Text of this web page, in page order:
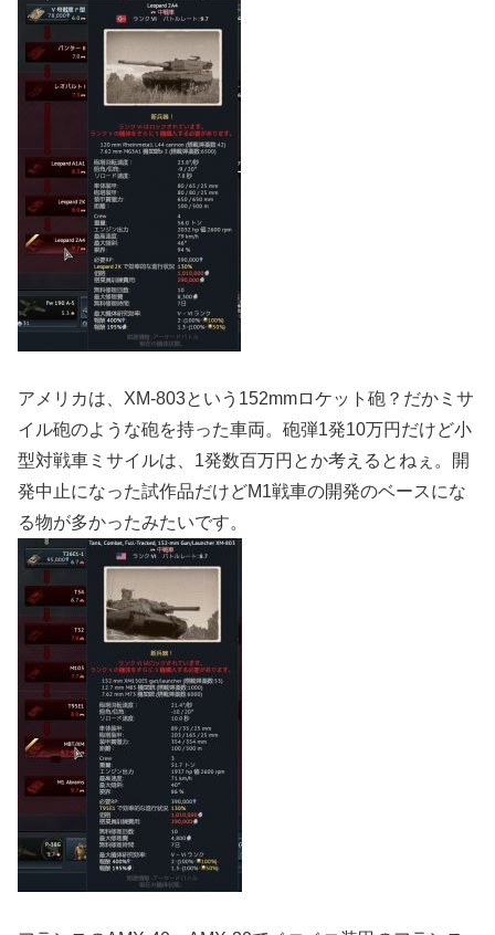
アメリカは、XM-803という152mmロケット砲？だかミサ
イル砲のような砲を持った車両。砲弾1発10万円だけど小
型対戦車ミサイルは、1発数百万円とか考えるとねぇ。開
発中止になった試作品だけどM1戦車の開発のベースにな
る物が多かったみたいです。